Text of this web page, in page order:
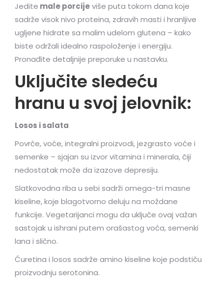
Jedite male porcijeviše puta tokom dana koje
sadrže visok nivo proteina, zdravih masti i hranljive
ugljene hidrate sa malim udelom glutena – kako
biste održali idealno raspoloženje i energiju.
Pronađite detaljnije preporuke u nastavku.
Uključite sledeću
hranu u svoj jelovnik:
Losos i salata
Povrće, voće, integralni proizvodi, jezgrasto voće i
semenke – sjajan su izvor vitamina i minerala, čiji
nedostatak može da izazove depresiju.
Slatkovodna riba u sebi sadrži omega-tri masne
kiseline, koje blagotvorno deluju na moždane
funkcije. Vegetarijanci mogu da uključe ovaj važan
sastojak u ishrani putem orašastog voća, semenki
lana i slično.
Ćuretina i losos sadrže amino kiseline koje podstiču
proizvodnju serotonina.